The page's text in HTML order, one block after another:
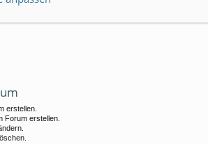
erstellen.
Forum erstellen.